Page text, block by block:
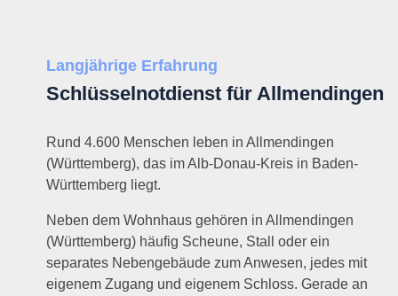
Langjährige Erfahrung
Schlüsselnotdienst für Allmendingen
Rund 4.600 Menschen leben in Allmendingen
(Württemberg), das im Alb-Donau-Kreis in Baden-
Württemberg liegt.
Neben dem Wohnhaus gehören in Allmendingen
(Württemberg) häufig Scheune, Stall oder ein
separates Nebengebäude zum Anwesen, jedes mit
eigenem Zugang und eigenem Schloss. Gerade an